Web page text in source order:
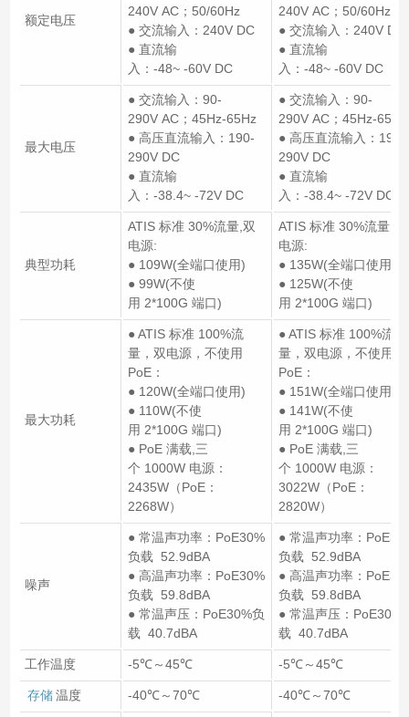
额定电压
240V AC；50/60Hz
● 交流输入：240V DC
● 直流输
入：-48~ -60V DC
240V AC；50/60Hz
● 交流输入：240V DC
● 直流输
入：-48~ -60V DC
最大电压
● 交流输入：90-
290V AC；45Hz-65Hz
● 高压直流输入：190-
290V DC
● 直流输
入：-38.4~ -72V DC
● 交流输入：90-
290V AC；45Hz-65Hz
● 高压直流输入：190-
290V DC
● 直流输
入：-38.4~ -72V DC
典型功耗
ATIS 标准 30%流量,双
电源:
● 109W(全端口使用)
● 99W(不使
用 2*100G 端口)
ATIS 标准 30%流量,双
电源:
● 135W(全端口使用)
● 125W(不使
用 2*100G 端口)
最大功耗
● ATIS 标准 100%流
量，双电源，不使用
PoE：
● 120W(全端口使用)
● 110W(不使
用 2*100G 端口)
● PoE 满载,三
个 1000W 电源：
2435W（PoE：
2268W）
● ATIS 标准 100%流
量，双电源，不使用
PoE：
● 151W(全端口使用)
● 141W(不使
用 2*100G 端口)
● PoE 满载,三
个 1000W 电源：
3022W（PoE：
2820W）
噪声
● 常温声功率：PoE30%
负载 52.9dBA
● 高温声功率：PoE30%
负载 59.8dBA
● 常温声压：PoE30%负
载 40.7dBA
● 常温声功率：
负载 52.9dBA
● 高温声功率：
负载 59.8dBA
● 常温声压：PoE30%
载 40.7dBA
工作温度 -5℃～45℃ -5℃～45℃
存储 温度 -40℃～70℃ -40℃～70℃